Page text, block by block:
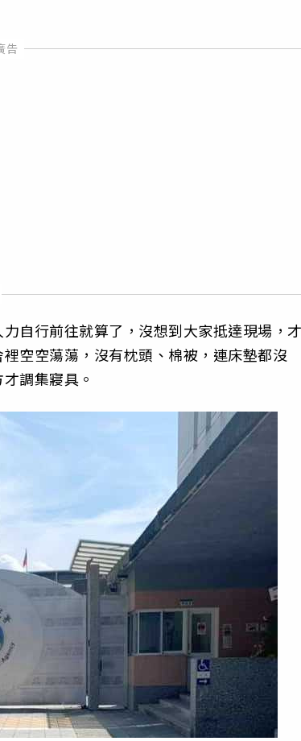
自行前往就算了，沒想到大家抵達現場，
空空蕩蕩，沒有枕頭、棉被，連床墊都沒
調集寢具。